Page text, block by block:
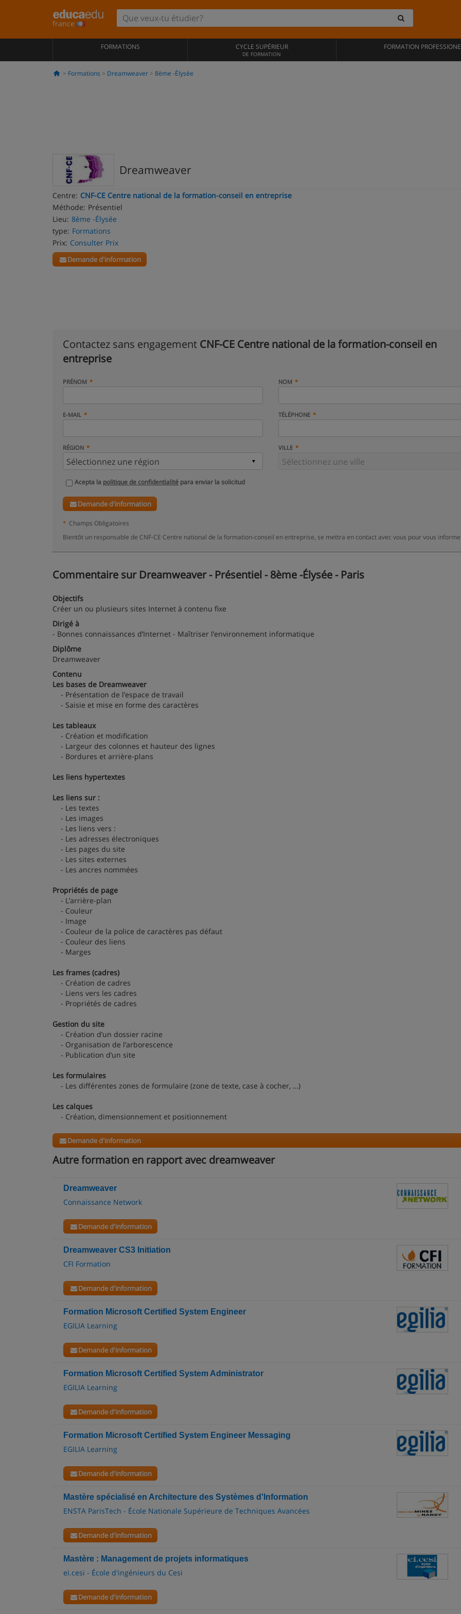
france
FORMATIONS CYCLE SUPÉRIEUR
DE FORMATION
FORMATION
Formations Dreamweaver 8ème -Élysée
Dreamweaver
Centre: CNF-CE Centre national de la formation-conseil en entreprise
Méthode: Présentiel
Lieu: 8ème -Élysée
type: Formations
Prix: Consulter Prix
Demande d'information
Contactez sans engagement CNF-CE Centre national de la formation-conseil en
entreprise
PRÉNOM NOM
E-MAIL TÉLÉPHONE
RÉGION VILLE
Acepta la politique de confidentialité para enviar la solicitud
Demande d'information
* Champs Obligatoires
Bientôt un responsable de CNF-CE Centre national de la formation-conseil en entreprise, se mettra en contact avec vous pour vous
Commentaire sur Dreamweaver - Présentiel - 8ème -Élysée - Paris
Objectifs
Créer un ou plusieurs sites Internet à contenu fixe
Dirigé à
- Bonnes connaissances d’Internet - Maîtriser l’environnement informatique
Diplôme
Dreamweaver
Contenu
Les bases de Dreamweaver
- Présentation de l’espace de travail
- Saisie et mise en forme des caractères
Les tableaux
- Création et modification
- Largeur des colonnes et hauteur des lignes
- Bordures et arrière-plans
Les liens hypertextes
Les liens sur :
- Les textes
- Les images
- Les liens vers :
- Les adresses électroniques
- Les pages du site
- Les sites externes
- Les ancres nommées
Propriétés de page
- L’arrière-plan
- Couleur
- Image
- Couleur de la police de caractères pas défaut
- Couleur des liens
- Marges
Les frames (cadres)
- Création de cadres
- Liens vers les cadres
- Propriétés de cadres
Gestion du site
- Création d’un dossier racine
- Organisation de l’arborescence
- Publication d’un site
Les formulaires
- Les différentes zones de formulaire (zone de texte, case à cocher, …)
Les calques
- Création, dimensionnement et positionnement
Demande d'information
Autre formation en rapport avec dreamweaver
Dreamweaver
Connaissance Network
Demande d'information
Dreamweaver CS3 Initiation
CFI Formation
Demande d'information
Formation Microsoft Certified System Engineer
EGILIA Learning
Demande d'information
Formation Microsoft Certified System Administrator
EGILIA Learning
Demande d'information
Formation Microsoft Certified System Engineer Messaging
EGILIA Learning
Demande d'information
Mastère spécialisé en Architecture des Systèmes d'Information
ENSTA ParisTech - École Nationale Supérieure de Techniques Avancées
Demande d'information
Mastère : Management de projets informatiques
ei.cesi - École d'ingénieurs du Cesi
Demande d'information